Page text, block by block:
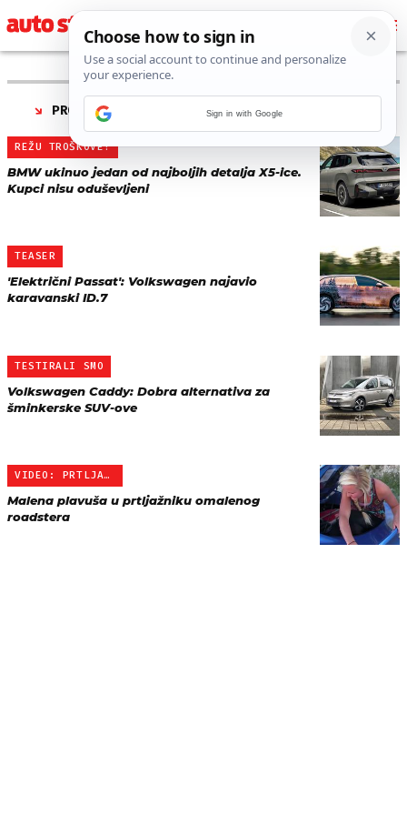
PRONAĐENO 4 REZULTATA ZA TAG “
REŽU TROŠKOVE?
BMW ukinuo jedan od najboljih detalja X5-ice.
Kupci nisu oduševljeni
TEASER
'Električni Passat': Volkswagen najavio
karavanski ID.7
TESTIRALI SMO
Volkswagen Caddy: Dobra alternativa za
šminkerske SUV-ove
VIDEO: PRTLJAŽNIK I CURE
Malena plavuša u prtljažniku omalenog
roadstera
Sign in with Google